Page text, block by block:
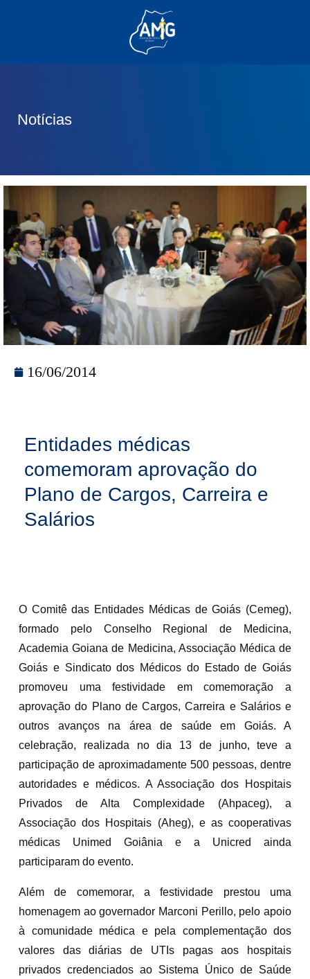
Notícias
16/06/2014
Entidades médicas
comemoram aprovação do
Plano de Cargos, Carreira e
Salários
O Comitê das Entidades Médicas de Goiás (Cemeg),
formado pelo Conselho Regional de Medicina,
Academia Goiana de Medicina, Associação Médica de
Goiás e Sindicato dos Médicos do Estado de Goiás
promoveu uma festividade em comemoração a
aprovação do Plano de Cargos, Carreira e Salários e
outros avanços na área de saúde em Goiás. A
celebração, realizada no dia 13 de junho, teve a
participação de aproximadamente 500 pessoas, dentre
autoridades e médicos. A Associação dos Hospitais
Privados de Alta Complexidade (Ahpaceg), a
Associação dos Hospitais (Aheg), e as cooperativas
médicas Unimed Goiânia e a Unicred ainda
participaram do evento.
Além de comemorar, a festividade prestou uma
homenagem ao governador Marconi Perillo, pelo apoio
à comunidade médica e pela complementação dos
valores das diárias de UTIs pagas aos hospitais
privados credenciados ao Sistema Único de Saúde